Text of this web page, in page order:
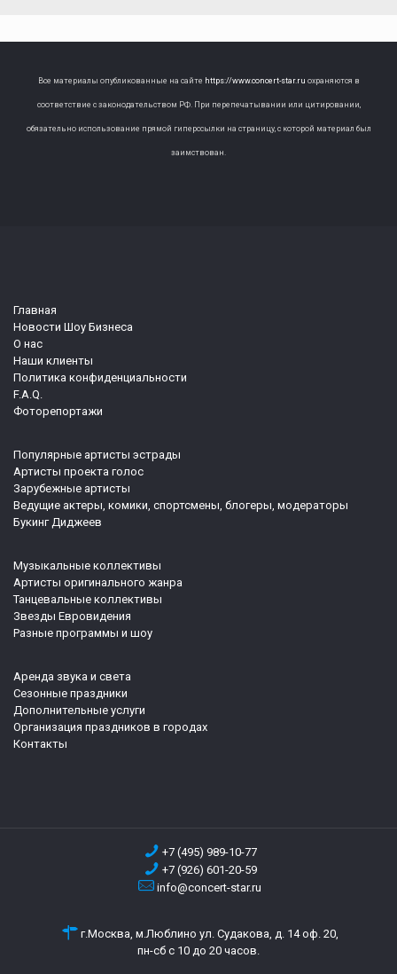
Все материалы опубликованные на сайте https://www.concert-star.ru охраняются в
соответствие с законодательством РФ. При перепечатывании или цитировании,
обязательно использование прямой гиперссылки на страницу, с которой материал был
заимствован.
Главная
Новости Шоу Бизнеса
О нас
Наши клиенты
Политика конфиденциальности
F.A.Q.
Фоторепортажи
Популярные артисты эстрады
Артисты проекта голос
Зарубежные артисты
Ведущие актеры, комики, спортсмены, блогеры, модераторы
Букинг Диджеев
Музыкальные коллективы
Артисты оригинального жанра
Танцевальные коллективы
Звезды Евровидения
Разные программы и шоу
Аренда звука и света
Сезонные праздники
Дополнительные услуги
Организация праздников в городах
Контакты
+7 (495) 989-10-77
+7 (926) 601-20-59
info@concert-star.ru
г.Москва, м.Люблино ул. Судакова, д. 14 оф. 20,
пн-сб с 10 до 20 часов.